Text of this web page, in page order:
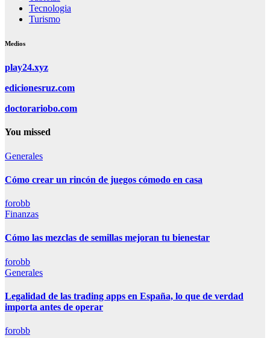
Tecnologia
Turismo
Medios
play24.xyz
edicionesruz.com
doctorariobo.com
You missed
Generales
Cómo crear un rincón de juegos cómodo en casa
forobb
Finanzas
Cómo las mezclas de semillas mejoran tu bienestar
forobb
Generales
Legalidad de las trading apps en España, lo que de verdad
importa antes de operar
forobb